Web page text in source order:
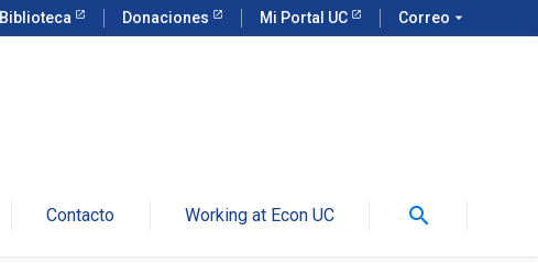
Biblioteca Donaciones Mi Portal UC Correo arrow_drop_down
Contacto Working at Econ UC search